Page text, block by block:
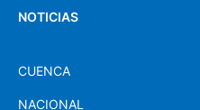
NOTICIAS
CUENCA
NACIONAL